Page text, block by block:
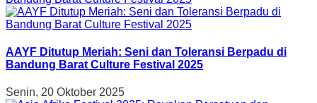
AAYF Ditutup Meriah: Seni dan Toleransi Berpadu di
Bandung Barat Culture Festival 2025
Senin, 20 Oktober 2025